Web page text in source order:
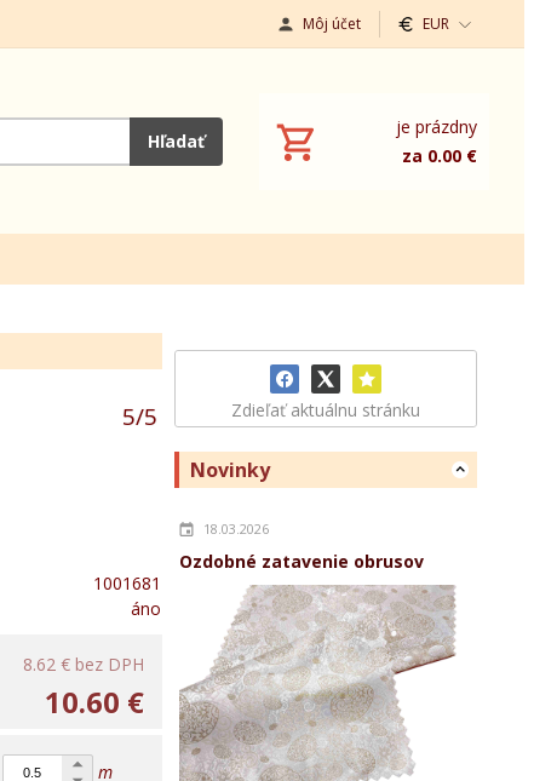
Môj účet EUR
Hľadať
je prázdny
za 0.00 €
Zdieľať aktuálnu stránku
Novinky
18.03.2026
Ozdobné zatavenie obrusov
5/5
1001681
áno
8.62 € bez DPH
10.60 €
m